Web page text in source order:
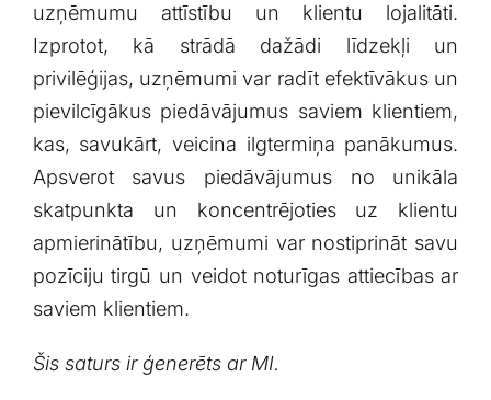
⁤uzņēmumu attīstību un ⁣klientu lojalitāti.
Izprotot, kā⁣ strādā‌ dažādi līdzekļi‍ un
privilēģijas, uzņēmumi var⁣ radīt efektīvākus un
pievilcīgākus piedāvājumus saviem klientiem,
kas, savukārt,⁣ veicina ‌ilgtermiņa ​panākumus.
Apsverot ‌savus piedāvājumus no unikāla
skatpunkta un koncentrējoties⁢ uz ​klientu
apmierinātību, uzņēmumi var nostiprināt savu​
pozīciju tirgū un veidot noturīgas attiecības ar
‌saviem ⁢klientiem.
Šis saturs​ ir‍ ģenerēts ar MI.